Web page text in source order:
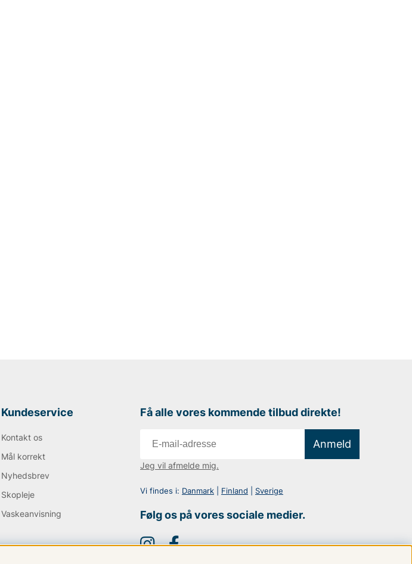
Kundeservice
Kontakt os
Mål korrekt
Nyhedsbrev
Skopleje
Vaskeanvisning
Få alle vores kommende tilbud direkte!
Anmeld
Jeg vil afmelde mig.
Vi findes i: Danmark| Finland Sverige
Følg os på vores sociale medier.